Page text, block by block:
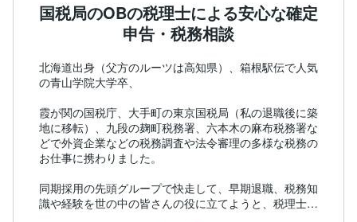
国税局のOBの税理士による安心な確定
申告・税務相談
北海道出身（父方のルーツは高知県）、箱根駅伝で人気
の青山学院大学卒、
霞が関の国税庁、大手町の東京国税局（私の退職後に築
地に移転）、九段の麹町税務署、六本木の麻布税務署な
どで外資企業などの税務調査や法令審理の多様な税務の
お仕事に携わりました。
同期採用の先頭グループで快走して、早期退職、税務知
識や経験を世の中の皆さんの役に立てようと、税理士事